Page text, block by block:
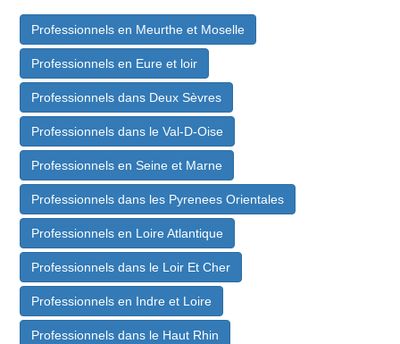
Professionnels en Meurthe et Moselle
Professionnels en Eure et loir
Professionnels dans Deux Sèvres
Professionnels dans le Val-D-Oise
Professionnels en Seine et Marne
Professionnels dans les Pyrenees Orientales
Professionnels en Loire Atlantique
Professionnels dans le Loir Et Cher
Professionnels en Indre et Loire
Professionnels dans le Haut Rhin